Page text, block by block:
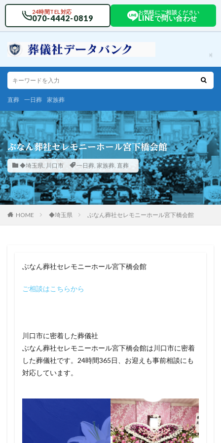
24時間TEL対応
070-4442-0819
お気軽にご相談ください
LINEで問い合わせ
直葬 一日葬 家族葬
ぶなん葬社セレモニーホール宮下橋会館
◆埼玉県, 川口市 一日葬, 家族葬, 直葬
HOME ◆埼玉県 ぶなん葬社セレモニーホール宮下橋会館
ぶなん葬社セレモニーホール宮下橋会館
ご相談はこちらから
川口市に密着した葬儀社
ぶなん葬社セレモニーホール宮下橋会館は川口市に密着
した葬儀社です。24時間365日、お迎えも事前相談にも
対応しています。